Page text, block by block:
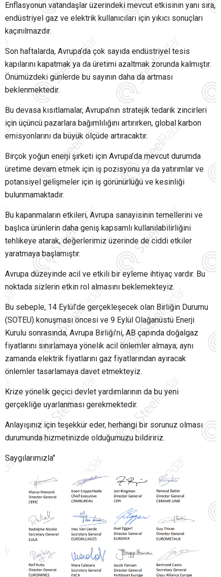
Enflasyonun vatandaşlar üzerindeki mevcut etkisinin yanı sıra,
endüstriyel gaz ve elektrik kullanıcıları için yıkıcı sonuçları
kaçınılmazdır.
Son haftalarda, Avrupa’da çok sayıda endüstriyel tesis
kapılarını kapatmak ya da üretimi azaltmak zorunda kalmıştır.
Önümüzdeki günlerde bu sayının daha da artması
beklenmektedir.
Bu devasa kısıtlamalar, Avrupa’nın stratejik tedarik zincirleri
için üçüncü pazarlara bağımlılığını artırırken, global karbon
emisyonlarını da büyük ölçüde artıracaktır.
Birçok yoğun enerji şirketi için Avrupa’da mevcut durumda
üretime devam etmek için iş pozisyonu ya da yatırımlar ve
potansiyel gelişmeler için iş görünürlüğü ve kesinliği
bulunmamaktadır.
Bu kapanmaların etkileri, Avrupa sanayisinin temellerini ve
başlıca ürünlerin daha geniş kapsamlı kullanılabilirliğini
tehlikeye atarak, değerlerimiz üzerinde de ciddi etkiler
yaratmaya başlamıştır.
Avrupa düzeyinde acil ve etkili bir eyleme ihtiyaç vardır. Bu
noktada sizlerin etkin rol almasını beklemekteyiz.
Bu sebeple, 14 Eylül’de gerçekleşecek olan Birliğin Durumu
(SOTEU) konuşması öncesi ve 9 Eylül Olağanüstü Enerji
Kurulu sonrasında, Avrupa Birliği’ni, AB çapında doğalgaz
fiyatlarını sınırlamaya yönelik acil önlemler almaya; aynı
zamanda elektrik fiyatlarını gaz fiyatlarından ayıracak
önlemler tasarlamaya davet etmekteyiz.
Krize yönelik geçici devlet yardımlarının da bu yeni
gerçekliğe uyarlanması gerekmektedir.
Anlayışınız için teşekkür eder, herhangi bir sorunuz olması
durumunda hizmetinizde olduğumuzu bildiririz.
Saygılarımızla"